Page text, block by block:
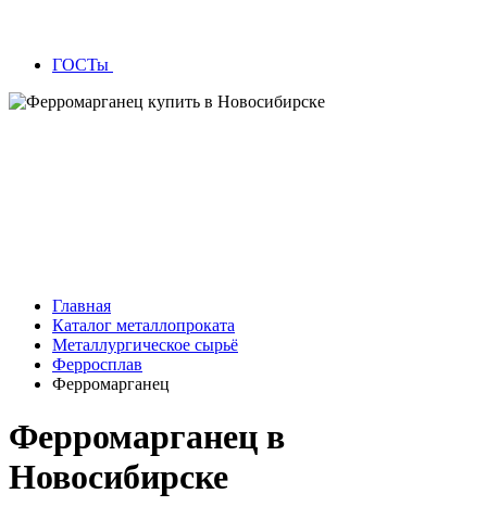
ГОСТы
Главная
Каталог металлопроката
Металлургическое сырьё
Ферросплав
Ферромарганец
Ферромарганец в
Новосибирске